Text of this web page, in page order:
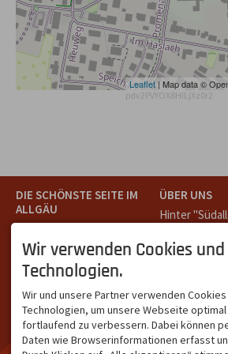
Leaflet | Map data ©
pdv2PVYOX8HILjXz0r2
DIE SCHÖNSTE SEITE IM
ALLGÄU
Teil des Oberallgäus. Es
verbindet die Tourismus-
Destinationen Oberstdorf,
Kleinwalsertal und beliebte
Urlaubsziele wie die
Hörnerdörfer, Alpsee-
Grünten, Oberstaufen oder
ÜBER UNS
Hinter
Oberstdorf.
Unser Ziel ist
südlichen
starke
Wir verwenden Cookies
Technologien.
Wir und unsere Partner verwenden
Technologien, um unsere Webseite
fortlaufend zu verbessern. Dabei können
Daten wie Browserinformationen erfasst